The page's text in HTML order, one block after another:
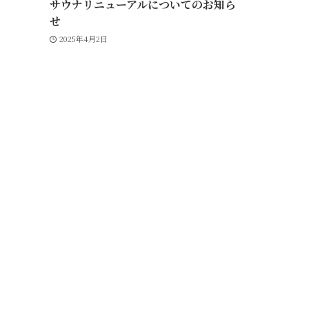
サウナリニューアルについてのお知ら
せ
2025年4月2日